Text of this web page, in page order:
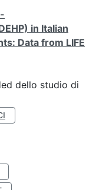
in Italian
Data from LIFE
dello studio di